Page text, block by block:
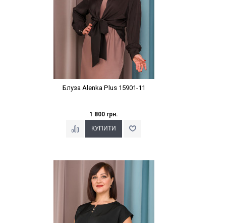
Блуза Alenka Plus 15901-11
1 800 грн.
Наклейки Варіант з %